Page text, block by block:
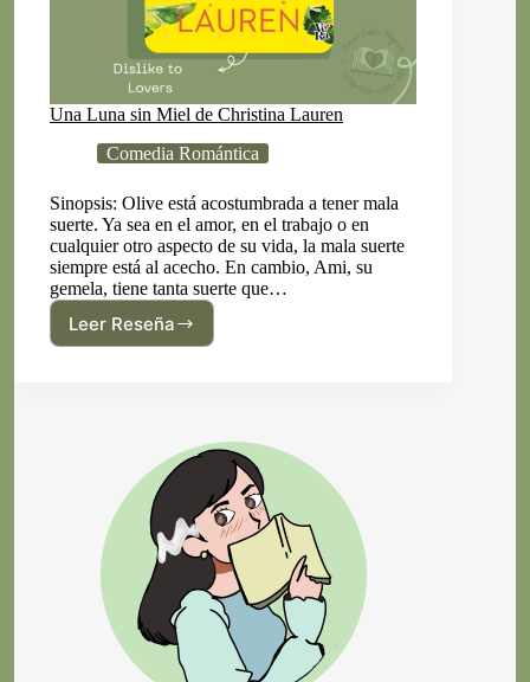
Una Luna sin Miel de Christina Lauren
Comedia Romántica
Sinopsis: Olive está acostumbrada a tener mala
suerte. Ya sea en el amor, en el trabajo o en
cualquier otro aspecto de su vida, la mala suerte
siempre está al acecho. En cambio, Ami, su
gemela, tiene tanta suerte que…
Leer Reseña
Una
Christina
Lauren